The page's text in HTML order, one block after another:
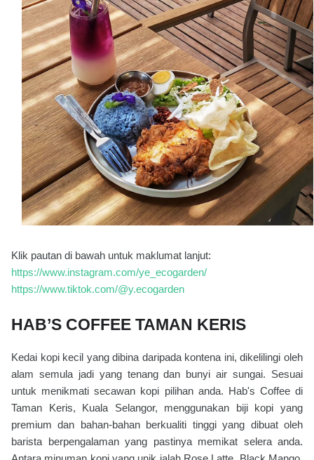
Klik pautan di bawah untuk maklumat lanjut:
https://www.instagram.com/ye_ecogarden/
https://www.tiktok.com/@y.ecogarden
HAB’S COFFEE TAMAN KERIS
Kedai kopi kecil yang dibina daripada kontena ini, dikelilingi oleh
alam semula jadi yang tenang dan bunyi air sungai. Sesuai
untuk menikmati secawan kopi pilihan anda. Hab's Coffee di
Taman Keris, Kuala Selangor, menggunakan biji kopi yang
premium dan bahan-bahan berkualiti tinggi yang dibuat oleh
barista berpengalaman yang pastinya memikat selera anda.